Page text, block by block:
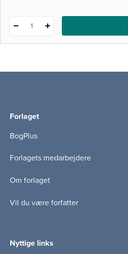
1
Forlaget
BogPlus
Forlagets medarbejdere
Om forlaget
Vil du være forfatter
Nyttige links